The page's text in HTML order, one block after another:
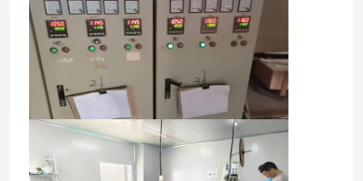
Αισθητήρας θερμοκρασίας NTC
Varistor μεταλλικών οξειδίων
SMD Varistor
Διμεταλλικός διακόπτης θερμοκρασίας